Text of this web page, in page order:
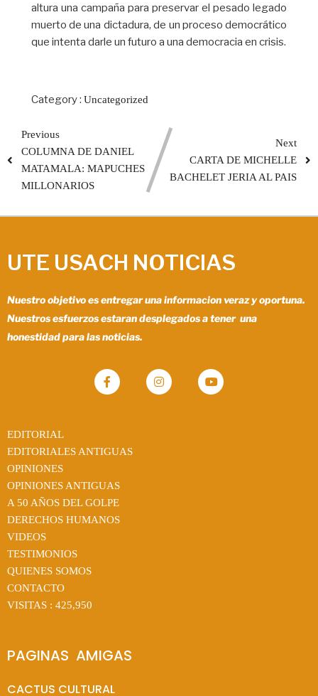
altura una campaña para preservar el pesado legado
muerto de una dictadura, de un proceso democrático
que intenta darle un futuro a una democracia en crisis.
Category : Uncategorized
Previous
COLUMNA DE DANIEL
MATAMALA: MAPUCHES
MILLONARIOS
Next
CARTA DE MICHELLE
BACHELET JERIA AL PAIS
UTE USACH NOTICIAS
Nuestro objetivo es entregar una informacion veraz y oportuna.
Nuestros esfuerzos estaran desplegados a tener una
honestidad para las noticias.
EDITORIAL
EDITORIALES ANTIGUAS
OPINIONES
OPINIONES ANTIGUAS
A 50 AÑOS DEL GOLPE
DERECHOS HUMANOS
VIDEOS
TESTIMONIOS
QUIENES SOMOS
CONTACTO
VISITAS : 425,950
PAGINAS  AMIGAS
CACTUS CULTURAL